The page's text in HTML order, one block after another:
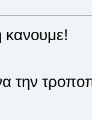
κανουμε!
την